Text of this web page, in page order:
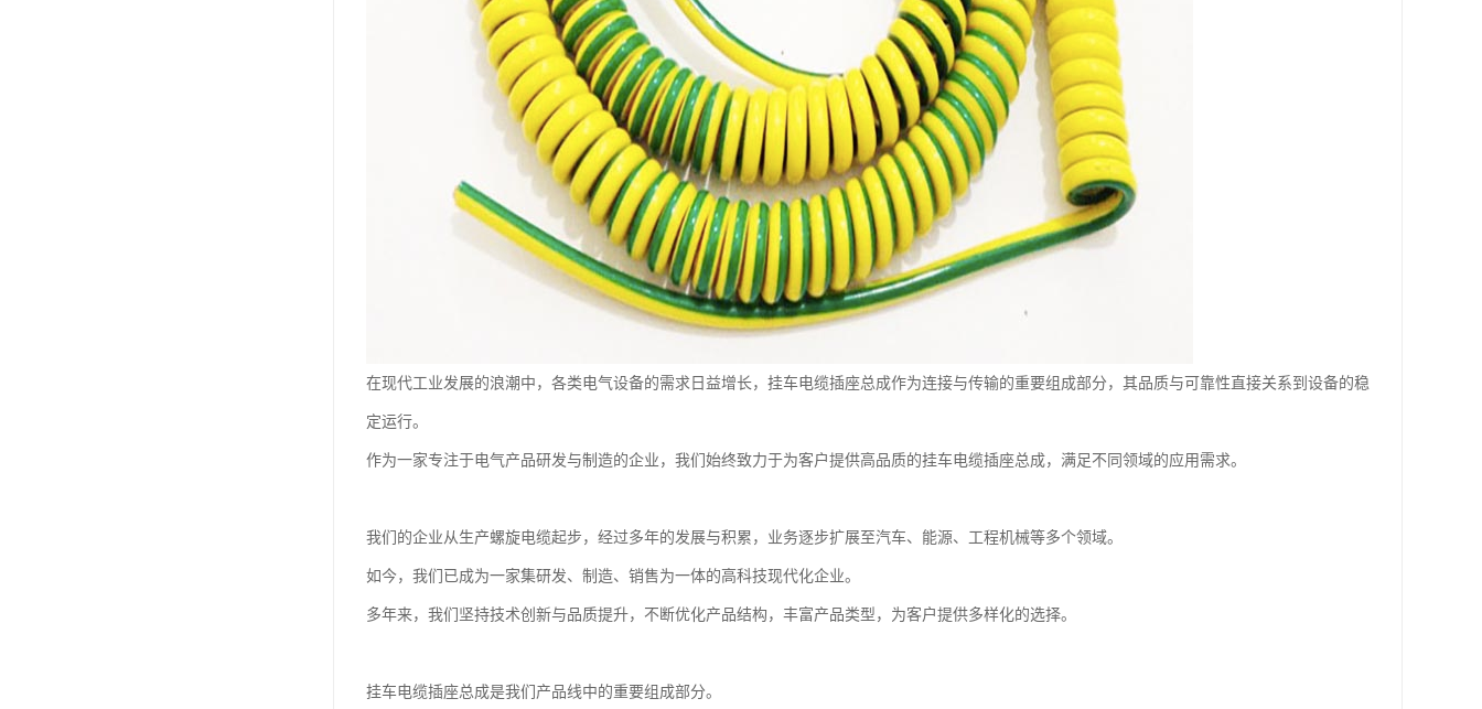
在现代工业发展的浪潮中，各类电气设备的需求日益增长，挂车电缆插座总成作为连接与传输的重要组成部分，其品质与可靠性直接关系到设备的稳
定运行。
作为一家专注于电气产品研发与制造的企业，我们始终致力于为客户提供高品质的挂车电缆插座总成，满足不同领域的应用需求。
我们的企业从生产螺旋电缆起步，经过多年的发展与积累，业务逐步扩展至汽车、能源、工程机械等多个领域。
如今，我们已成为一家集研发、制造、销售为一体的高科技现代化企业。
多年来，我们坚持技术创新与品质提升，不断优化产品结构，丰富产品类型，为客户提供多样化的选择。
挂车电缆插座总成是我们产品线中的重要组成部分。